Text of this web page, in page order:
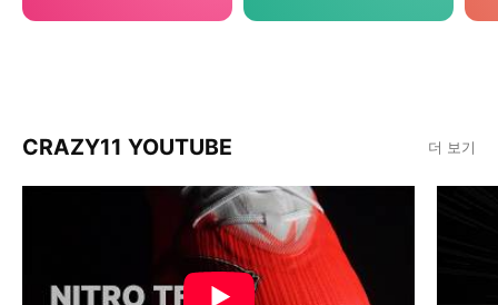
CRAZY11 YOUTUBE 더 보기